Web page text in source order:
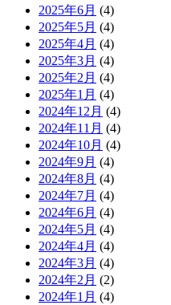
2025年6月 (4)
2025年5月 (4)
2025年4月 (4)
2025年3月 (4)
2025年2月 (4)
2025年1月 (4)
2024年12月 (4)
2024年11月 (4)
2024年10月 (4)
2024年9月 (4)
2024年8月 (4)
2024年7月 (4)
2024年6月 (4)
2024年5月 (4)
2024年4月 (4)
2024年3月 (4)
2024年2月 (2)
2024年1月 (4)